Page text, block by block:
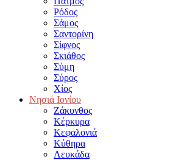
Ρόδος
Σάμος
Σαντορίνη
Σίφνος
Σκιάθος
Σύμη
Σύρος
Χίος
Νησιά Ιονίου
Ζάκυνθος
Κέρκυρα
Κεφαλονιά
Κύθηρα
Λευκάδα